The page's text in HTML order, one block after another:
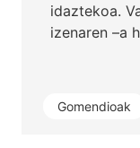
Gomendioak
idaztekoa.
izenaren –a